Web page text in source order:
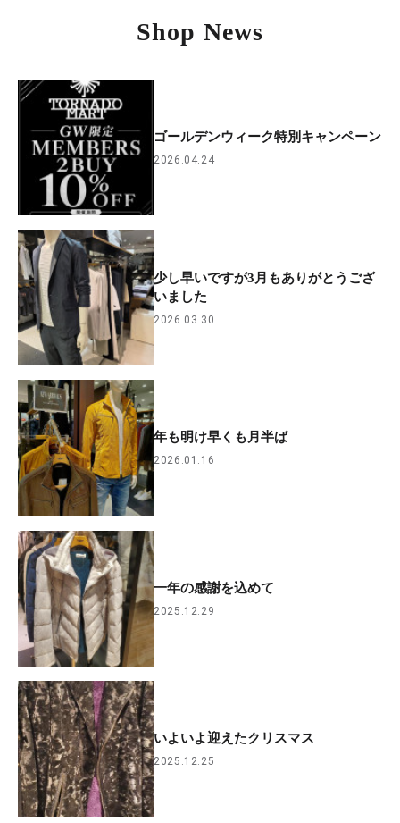
Shop News
ゴールデンウィーク特別キャンペーン
2026.04.24
少し早いですが3月もありがとうござ
いました
2026.03.30
年も明け早くも月半ば
2026.01.16
一年の感謝を込めて
2025.12.29
いよいよ迎えたクリスマス
2025.12.25